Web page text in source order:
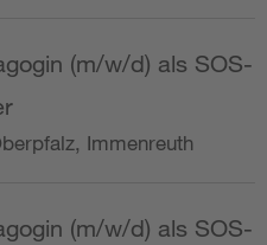
(m/w/d) als SOS-
Immenreuth
(m/w/d) als SOS-